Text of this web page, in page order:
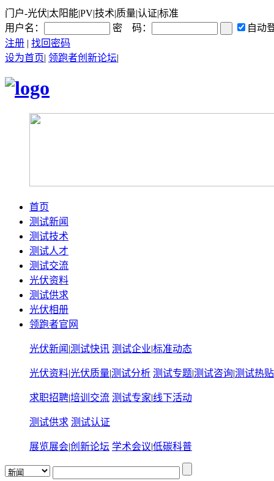
门户-光伏|太阳能|PV|技术|质量|认证|标准
用户名：
密 码：
自动
注册 | 找回密码
设为首页| 领跑者创新论坛|
首页
测试新闻
测试技术
测试人才
测试交流
光伏资料
测试供求
光伏相册
领跑者官网
光伏新闻 |测试快讯 测试企业|标准动态
光伏资料|光伏质量|测试分析 测试专题|测试咨询|测试热贴
求职招聘|培训交流 测试专家|线下活动
测试供求 测试认证
展览展会|创新论坛 学术会议|低碳科普